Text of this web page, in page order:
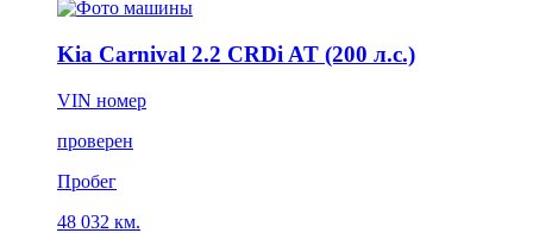
Kia Carnival 2.2 CRDi AT (200 л.с.)
VIN номер
проверен
Пробег
48 032 км.